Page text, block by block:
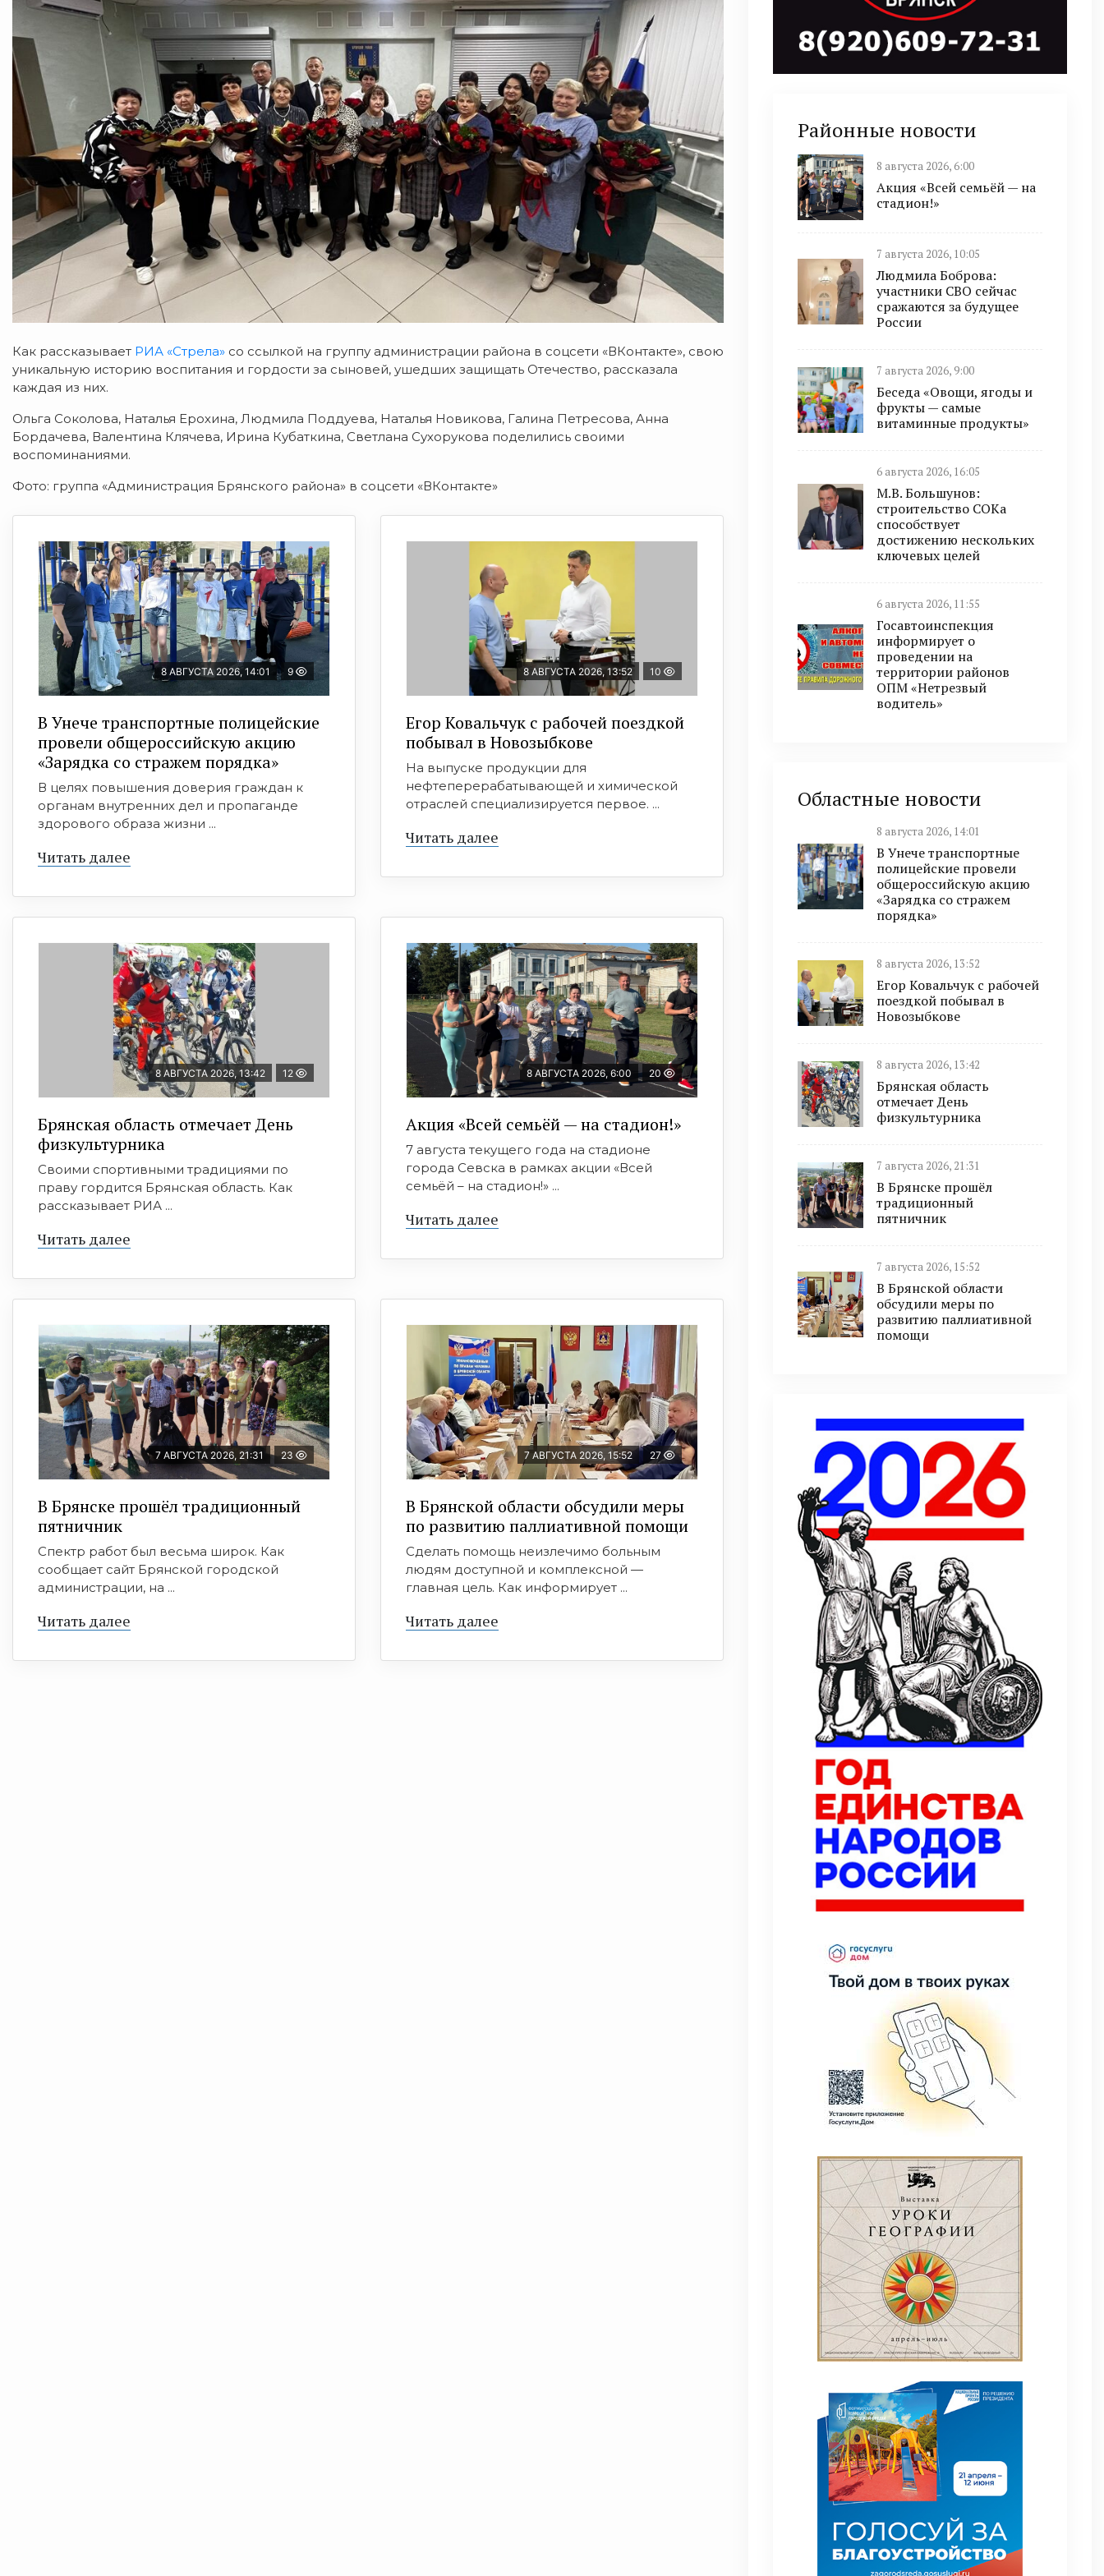
Как рассказывает РИА «Стрела» со ссылкой на группу администрации района в соцсети «ВКонтакте», свою
уникальную историю воспитания и гордости за сыновей, ушедших защищать Отечество, рассказала
каждая из них.
Ольга Соколова, Наталья Ерохина, Людмила Поддуева, Наталья Новикова, Галина Петресова, Анна
Бордачева, Валентина Клячева, Ирина Кубаткина, Светлана Сухорукова поделились своими
воспоминаниями.
Фото: группа «Администрация Брянского района» в соцсети «ВКонтакте»
8 АВГУСТА 2026, 14:01 9
В Унече транспортные полицейские
провели общероссийскую акцию
«Зарядка со стражем порядка»
В целях повышения доверия граждан к
органам внутренних дел и пропаганде
здорового образа жизни ...
Читать далее
8 АВГУСТА 2026, 13:52 10
Егор Ковальчук с рабочей поездкой
побывал в Новозыбкове
На выпуске продукции для
нефтеперерабатывающей и химической
отраслей специализируется первое. ...
Читать далее
8 АВГУСТА 2026, 13:42 12
Брянская область отмечает День
физкультурника
Своими спортивными традициями по
праву гордится Брянская область. Как
рассказывает РИА ...
Читать далее
8 АВГУСТА 2026, 6:00 20
Акция «Всей семьёй — на стадион!»
7 августа текущего года на стадионе
города Севска в рамках акции «Всей
семьёй – на стадион!» ...
Читать далее
7 АВГУСТА 2026, 21:31 23
В Брянске прошёл традиционный
пятничник
Спектр работ был весьма широк. Как
сообщает сайт Брянской городской
администрации, на ...
Читать далее
7 АВГУСТА 2026, 15:52 27
В Брянской области обсудили меры
по развитию паллиативной помощи
Сделать помощь неизлечимо больным
людям доступной и комплексной —
главная цель. Как информирует ...
Читать далее
Районные новости
8 августа 2026, 6:00
Акция «Всей семьёй — на
стадион!»
7 августа 2026, 10:05
Людмила Боброва:
участники СВО сейчас
сражаются за будущее
России
7 августа 2026, 9:00
Беседа «Овощи, ягоды и
фрукты — самые
витаминные продукты»
6 августа 2026, 16:05
М.В. Большунов:
строительство СОКа
способствует
достижению нескольких
ключевых целей
6 августа 2026, 11:55
Госавтоинспекция
информирует о
проведении на
территории районов
ОПМ «Нетрезвый
водитель»
Областные новости
8 августа 2026, 14:01
В Унече транспортные
полицейские провели
общероссийскую акцию
«Зарядка со стражем
порядка»
8 августа 2026, 13:52
Егор Ковальчук с рабочей
поездкой побывал в
Новозыбкове
8 августа 2026, 13:42
Брянская область
отмечает День
физкультурника
7 августа 2026, 21:31
В Брянске прошёл
традиционный
пятничник
7 августа 2026, 15:52
В Брянской области
обсудили меры по
развитию паллиативной
помощи